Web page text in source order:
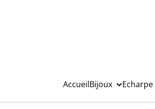
AccueilBijoux